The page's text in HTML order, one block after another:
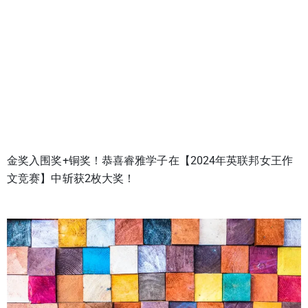
金奖入围奖+铜奖！恭喜睿雅学子在【2024年英联邦女王作
文竞赛】中斩获2枚大奖！